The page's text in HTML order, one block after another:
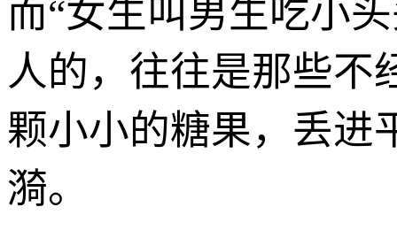
而“女生叫男生吃小
人的，往往是那些不
颗小小的糖果，丢进
漪。